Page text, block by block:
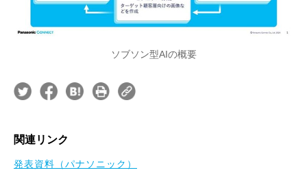
ソブソン型AIの概要
関連リンク
発表資料（パナソニック）